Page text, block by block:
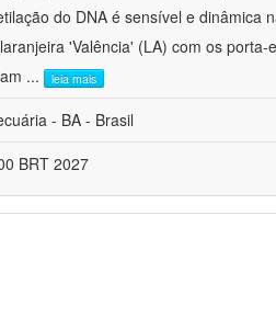
do DNA é sensível e dinâmica
'Valência' (LA) com os porta-
... leia mais
- BA - Brasil
BRT 2027